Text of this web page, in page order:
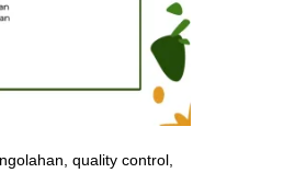
quality control,